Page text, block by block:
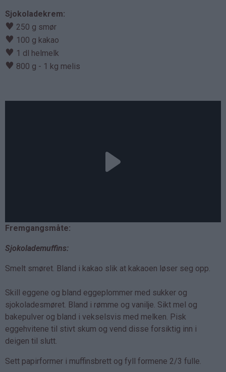
Sjokoladekrem:
♥ 250 g smør
♥ 100 g kakao
♥ 1 dl helmelk
♥ 800 g - 1 kg melis
Fremgangsmåte:
Sjokolademuffins:
Smelt smøret. Bland i kakao slik at kakaoen løser seg opp.
Skill eggene og bland eggeplommer med sukker og
sjokoladesmøret. Bland i rømme og vanilje. Sikt mel og
bakepulver og bland i vekselsvis med melken. Pisk
eggehvitene til stivt skum og vend disse forsiktig inn i
deigen til slutt.
Sett papirformer i muffinsbrett og fyll formene 2/3 fulle.